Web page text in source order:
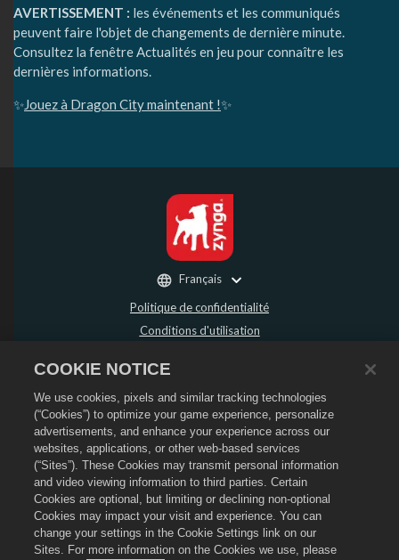
AVERTISSEMENT : les événements et les communiqués
peuvent faire l'objet de changements de dernière minute.
Consultez la fenêtre Actualités en jeu pour connaître les
dernières informations.
✨Jouez à Dragon City maintenant !✨
Politique de confidentialité
Conditions d'utilisation
Politique de remboursement
Politique de cookies
Assistance de la boutique
Assistance du jeu
Paramètres des cookies
2026Social Point S.L. Dragon City et le logo Dragon City sont des marques
déposées de Social Point S.L. Tous droits réservés. La boutique Dragon City est
opérée par Zynga, Inc. Les offres sont uniquement valides dans le jeu Dragon
City. La disponibilité et le prix des offres varient en fonction des régions.
Français
COOKIE NOTICE
We use cookies, pixels and similar tracking technologies
(“Cookies”) to optimize your game experience, personalize
advertisements, and enhance your experience across our
websites, applications, or other web-based services
(“Sites”). These Cookies may transmit personal information
and video viewing information to third parties. Certain
Cookies are optional, but limiting or declining non-optional
Cookies may impact your visit and experience. You can
change your settings in the Cookie Settings link on our
Sites. For more information on the Cookies we use, please